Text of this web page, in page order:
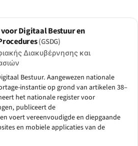
Digitaal Bestuur en
(GSDG)
Διακυβέρνησης και
Bestuur. Aangewezen nationale
instantie op grond van artikelen 38–
het nationale register voor
publiceert de
voert vereenvoudigde en diepgaande
en mobiele applicaties van de